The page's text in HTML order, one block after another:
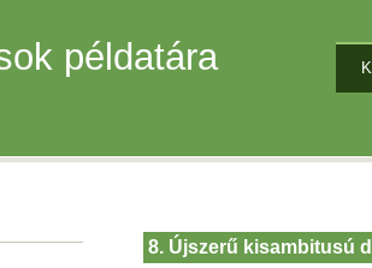
példatára
8. Újszerű kisambitusú